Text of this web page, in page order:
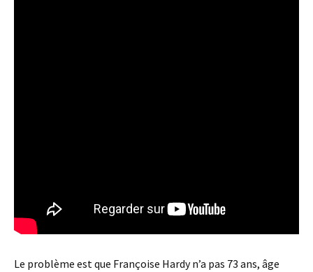
Le problème est que Françoise Hardy n’a pas 73 ans, âge